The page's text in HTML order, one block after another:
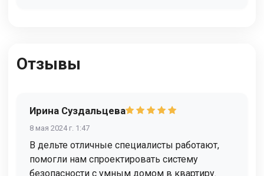
Отзывы
Ирина Суздальцева
8 мая 2024 г. 1:47
В дельте отличные специалисты работают,
помогли нам спроектировать систему
безопасности с умным домом в квартиру.